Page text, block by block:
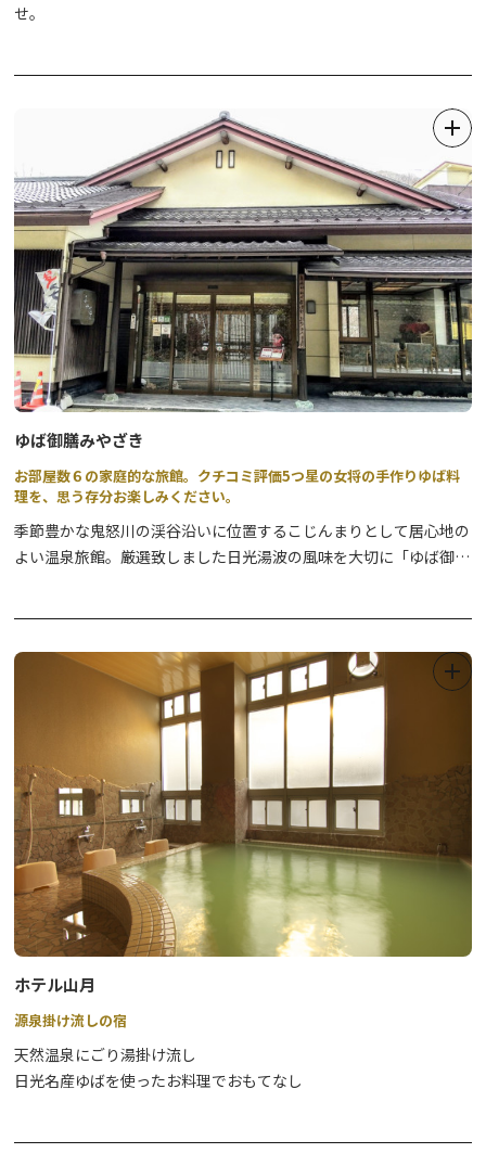
せ。
ゆば御膳みやざき
お部屋数６の家庭的な旅館。クチコミ評価5つ星の女将の手作りゆば料
理を、思う存分お楽しみください。
季節豊かな鬼怒川の渓谷沿いに位置するこじんまりとして居心地の
よい温泉旅館。厳選致しました日光湯波の風味を大切に「ゆば御
ホテル山月
源泉掛け流しの宿
天然温泉にごり湯掛け流し
日光名産ゆばを使ったお料理でおもてなし